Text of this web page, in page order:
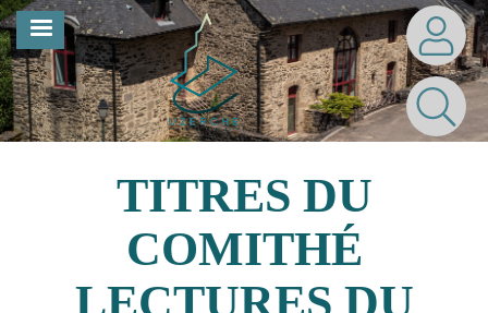
Aller
au
contenu
principal
MENU
TITRES DU
COMITHÉ